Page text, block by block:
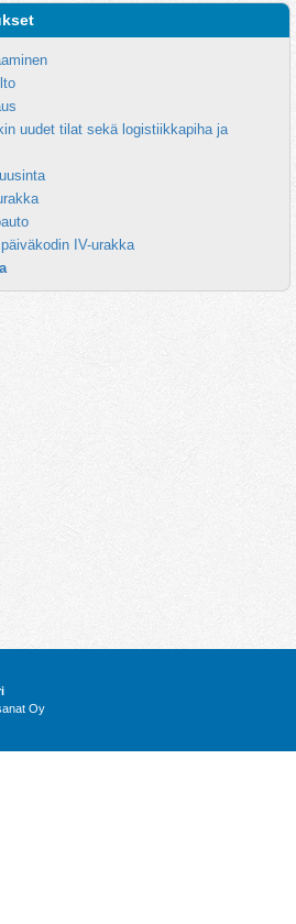
uudet tilat sekä logistiikkapiha ja
IV-urakka
Oy